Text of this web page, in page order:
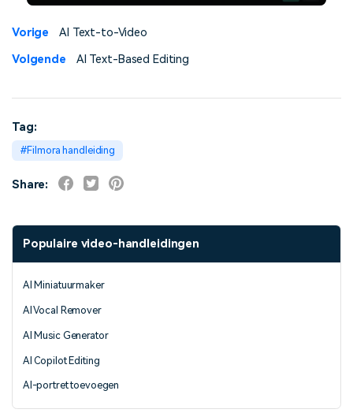
Populaire video-handleidingen
AI Miniatuurmaker
AI Vocal Remover
AI Music Generator
AI Copilot Editing
AI-portret toevoegen
Vorige
AI Text-to-Video
AI Text-Based Editing
Volgende
Tag:
Filmora handleiding
Share: